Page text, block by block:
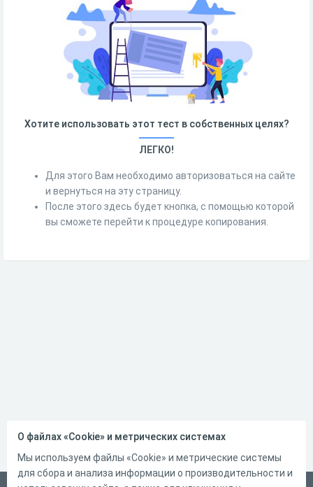
Хотите использовать этот тест в собственных целях?
ЛЕГКО!
Для этого Вам необходимо авторизоваться на сайте
и вернуться на эту страницу.
После этого здесь будет кнопка, с помощью которой
вы сможете перейти к процедуре копирования.
О файлах «Cookie» и метрических системах
Мы используем файлы «Cookie» и метрические системы
для сбора и анализа информации о производительности и